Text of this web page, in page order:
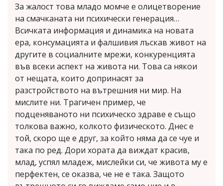
За жалост това младо момче е олицетворение
на смачканата ни психически генерация…
Всичката информация и динамика на новата
ера, консумацията и фалшивия лъскав живот на
другите в социалните мрежи, конкуренцията
във всеки аспект на живота ни. Това са някои
от нещата, които допринасят за
разстройството на вътрешния ни мир. На
мислите ни. Трагичен пример, че
подценяваното ни психическо здраве е също
толкова важно, колкото физическото. Днес е
той, скоро ще е друг, за който няма да се чуе и
така по ред. Дори хората да виждат красив,
млад, успял младеж, мислейки си, че живота му е
перфектен, се оказва, че не е така. Защото